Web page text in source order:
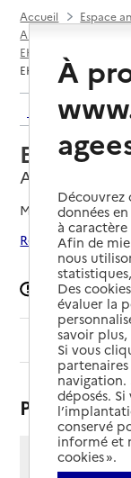
Accueil
Espace
Annuaire EHPAD et
EHPAD par
EHPAD Korian
Retour aux
EHPAD
Antony,
Mis à jour le09/
Rechercher les
Signaler
Sommaire
100
À
Découvrez
données
à
Afin de
nous
Des
évaluer la
savoir
Si vous
navigation.
déposés.
conservé
informé et
cookies ».